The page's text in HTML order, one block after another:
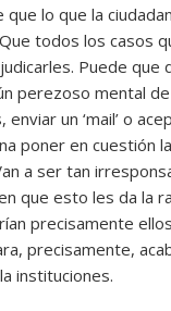
que lo que la
todos los casos
Puede
perezoso mental
un ‘mail’ o
poner en cuestión
a ser tan
que esto les da la
precisamente
precisamente,
instituciones.